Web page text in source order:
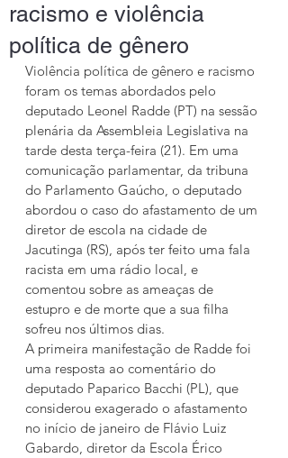
racismo e violência
política de gênero
Violência política de gênero e racismo
foram os temas abordados pelo
deputado Leonel Radde (PT) na sessão
plenária da Assembleia Legislativa na
tarde desta terça-feira (21). Em uma
comunicação parlamentar, da tribuna
do Parlamento Gaúcho, o deputado
abordou o caso do afastamento de um
diretor de escola na cidade de
Jacutinga (RS), após ter feito uma fala
racista em uma rádio local, e
comentou sobre as ameaças de
estupro e de morte que a sua filha
sofreu nos últimos dias.
A primeira manifestação de Radde foi
uma resposta ao comentário do
deputado Paparico Bacchi (PL), que
considerou exagerado o afastamento
no início de janeiro de Flávio Luiz
Gabardo, diretor da Escola Érico